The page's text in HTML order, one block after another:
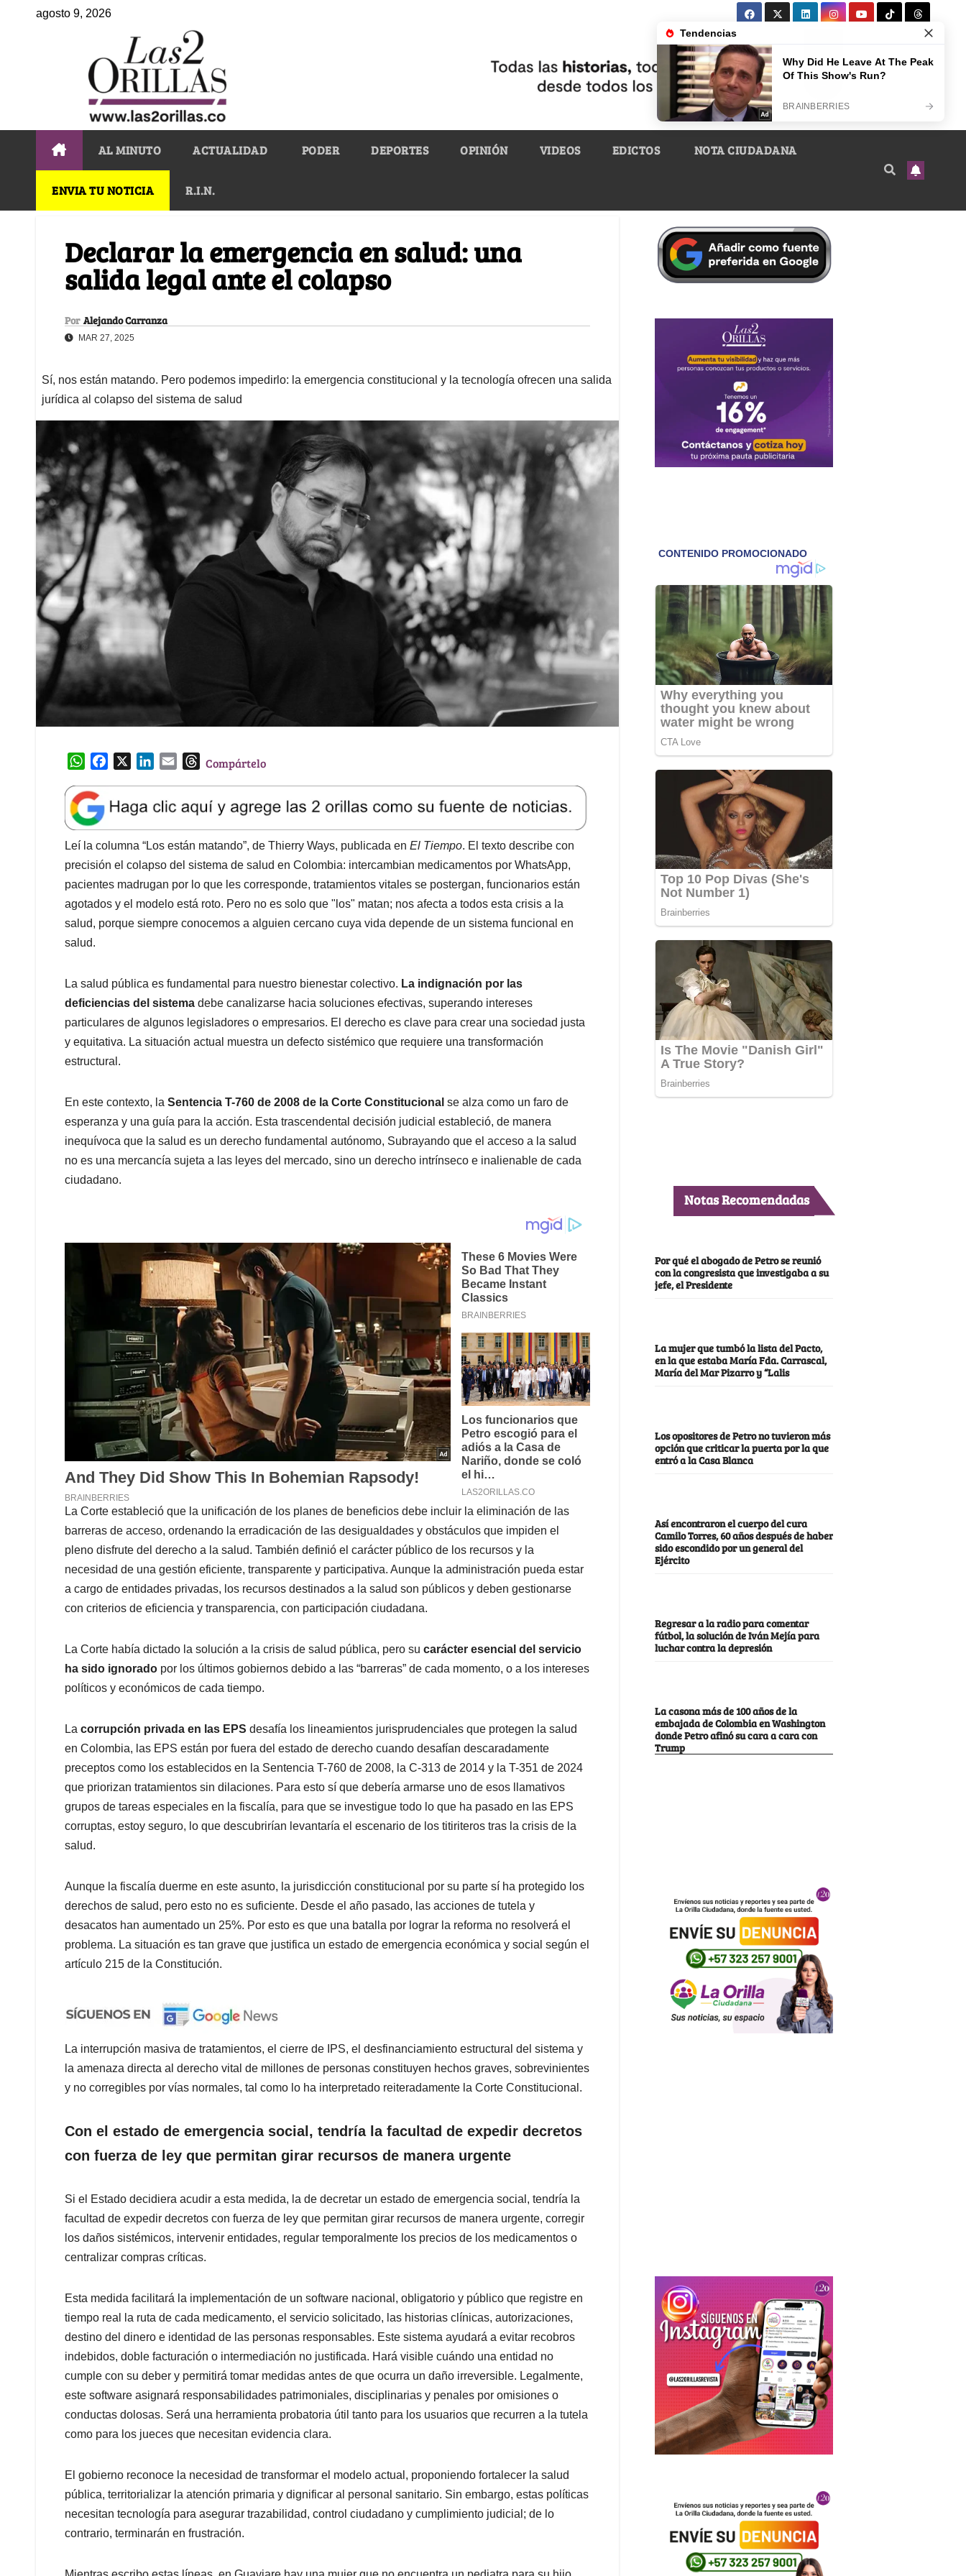
agosto 9, 2026
AL MINUTO ACTUALIDAD PODER DEPORTES OPINIÓN VIDEOS EDICTOS NOTA CIUDADANA
ENVIA TU NOTICIA R.I.N.
Declarar la emergencia en salud: una
salida legal ante el colapso
Por Alejando Carranza
MAR 27, 2025
Sí, nos están matando. Pero podemos impedirlo: la emergencia constitucional y la tecnología ofrecen una salida
jurídica al colapso del sistema de salud
W
a
t
s
A
p
p
e
b
o
o
k
k
e
d
I
n
l
T
e
a
d
s
Compártelo
Leí la columna “Los están matando”, de Thierry Ways, publicada en El Tiempo. El texto describe con
precisión el colapso del sistema de salud en Colombia: intercambian medicamentos por WhatsApp,
pacientes madrugan por lo que les corresponde, tratamientos vitales se postergan, funcionarios están
agotados y el modelo está roto. Pero no es solo que "los" matan; nos afecta a todos esta crisis a la
salud, porque siempre conocemos a alguien cercano cuya vida depende de un sistema funcional en
salud.
La salud pública es fundamental para nuestro bienestar colectivo. La indignación por las
deficiencias del sistema debe canalizarse hacia soluciones efectivas, superando intereses
particulares de algunos legisladores o empresarios. El derecho es clave para crear una sociedad justa
y equitativa. La situación actual muestra un defecto sistémico que requiere una transformación
estructural.
En este contexto, la Sentencia T-760 de 2008 de la Corte Constitucional se alza como un faro de
esperanza y una guía para la acción. Esta trascendental decisión judicial estableció, de manera
inequívoca que la salud es un derecho fundamental autónomo, Subrayando que el acceso a la salud
no es una mercancía sujeta a las leyes del mercado, sino un derecho intrínseco e inalienable de cada
ciudadano.
La Corte estableció que la unificación de los planes de beneficios debe incluir la eliminación de las
barreras de acceso, ordenando la erradicación de las desigualdades y obstáculos que impiden el
pleno disfrute del derecho a la salud. También definió el carácter público de los recursos y la
necesidad de una gestión eficiente, transparente y participativa. Aunque la administración pueda estar
a cargo de entidades privadas, los recursos destinados a la salud son públicos y deben gestionarse
con criterios de eficiencia y transparencia, con participación ciudadana.
La Corte había dictado la solución a la crisis de salud pública, pero su carácter esencial del servicio
ha sido ignorado por los últimos gobiernos debido a las “barreras” de cada momento, o a los intereses
políticos y económicos de cada tiempo.
La corrupción privada en las EPS desafía los lineamientos jurisprudenciales que protegen la salud
en Colombia, las EPS están por fuera del estado de derecho cuando desafían descaradamente
preceptos como los establecidos en la Sentencia T-760 de 2008, la C-313 de 2014 y la T-351 de 2024
que priorizan tratamientos sin dilaciones. Para esto sí que debería armarse uno de esos llamativos
grupos de tareas especiales en la fiscalía, para que se investigue todo lo que ha pasado en las EPS
corruptas, estoy seguro, lo que descubrirían levantaría el escenario de los titiriteros tras la crisis de la
salud.
Aunque la fiscalía duerme en este asunto, la jurisdicción constitucional por su parte sí ha protegido los
derechos de salud, pero esto no es suficiente. Desde el año pasado, las acciones de tutela y
desacatos han aumentado un 25%. Por esto es que una batalla por lograr la reforma no resolverá el
problema. La situación es tan grave que justifica un estado de emergencia económica y social según el
artículo 215 de la Constitución.
La interrupción masiva de tratamientos, el cierre de IPS, el desfinanciamiento estructural del sistema y
la amenaza directa al derecho vital de millones de personas constituyen hechos graves, sobrevinientes
y no corregibles por vías normales, tal como lo ha interpretado reiteradamente la Corte Constitucional.
Con el estado de emergencia social, tendría la facultad de expedir decretos
con fuerza de ley que permitan girar recursos de manera urgente
Si el Estado decidiera acudir a esta medida, la de decretar un estado de emergencia social, tendría la
facultad de expedir decretos con fuerza de ley que permitan girar recursos de manera urgente, corregir
los daños sistémicos, intervenir entidades, regular temporalmente los precios de los medicamentos o
centralizar compras críticas.
Esta medida facilitará la implementación de un software nacional, obligatorio y público que registre en
tiempo real la ruta de cada medicamento, el servicio solicitado, las historias clínicas, autorizaciones,
destino del dinero e identidad de las personas responsables. Este sistema ayudará a evitar recobros
indebidos, doble facturación o intermediación no justificada. Hará visible cuándo una entidad no
cumple con su deber y permitirá tomar medidas antes de que ocurra un daño irreversible. Legalmente,
este software asignará responsabilidades patrimoniales, disciplinarias y penales por omisiones o
conductas dolosas. Será una herramienta probatoria útil tanto para los usuarios que recurren a la tutela
como para los jueces que necesitan evidencia clara.
El gobierno reconoce la necesidad de transformar el modelo actual, proponiendo fortalecer la salud
pública, territorializar la atención primaria y dignificar al personal sanitario. Sin embargo, estas políticas
necesitan tecnología para asegurar trazabilidad, control ciudadano y cumplimiento judicial; de lo
contrario, terminarán en frustración.
Notas Recomendadas
Por qué el abogado de Petro se reunió
con la congresista que investigaba a su
jefe, el Presidente
La mujer que tumbó la lista del Pacto,
en la que estaba María Fda. Carrascal,
María del Mar Pizarro y “Lalis
Los opositores de Petro no tuvieron más
opción que criticar la puerta por la que
entró a la Casa Blanca
Así encontraron el cuerpo del cura
Camilo Torres, 60 años después de haber
sido escondido por un general del
Ejército
Regresar a la radio para comentar
fútbol, la solución de Iván Mejía para
luchar contra la depresión
La casona más de 100 años de la
embajada de Colombia en Washington
donde Petro afinó su cara a cara con
Trump